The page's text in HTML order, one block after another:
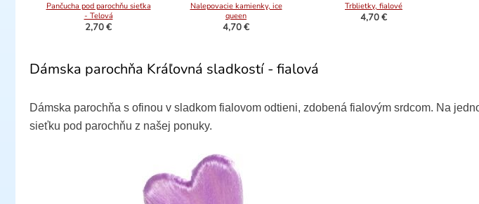
Pančucha pod parochňu sieťka
- Telová
2,70 €
Nalepovacie kamienky, ice
queen
4,70 €
Trblietky, fialové
4,70 €
Dámska parochňa Kráľovná sladkostí - fialová
Dámska parochňa s ofinou v sladkom fialovom odtieni, zdobená fialovým srdcom. Na
sieťku pod parochňu z našej ponuky.